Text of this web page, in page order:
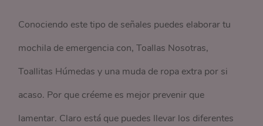
Conociendo este tipo de señales puedes elaborar tu
mochila de emergencia con, Toallas Nosotras,
Toallitas Húmedas y una muda de ropa extra por si
acaso. Por que créeme es mejor prevenir que
lamentar. Claro está que puedes llevar los diferentes